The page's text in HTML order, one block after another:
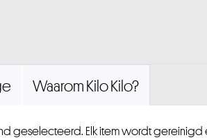
Waarom Kilo Kilo?
geselecteerd. Elk item wordt gereinigd